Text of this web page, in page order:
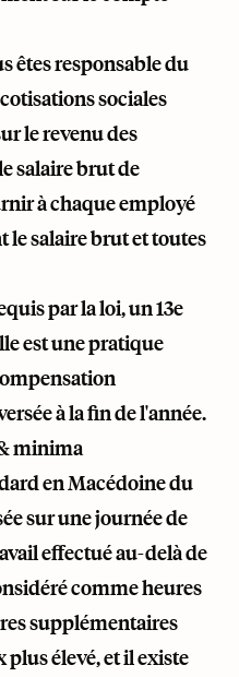
êtes responsable du
sociales
le revenu des
salaire brut de
à chaque employé
le salaire brut et toutes
par la loi, un 13e
est une pratique
à la fin de l'année.
minima
en Macédoine du
sur une journée de
effectué au-delà de
comme heures
supplémentaires
élevé, et il existe